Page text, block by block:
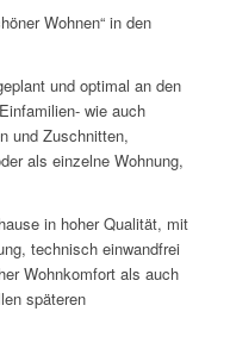
Wohnen“ in den
und optimal an den
wie auch
und Zuschnitten,
als einzelne Wohnung,
in hoher Qualität, mit
technisch einwandfrei
Wohnkomfort als auch
späteren